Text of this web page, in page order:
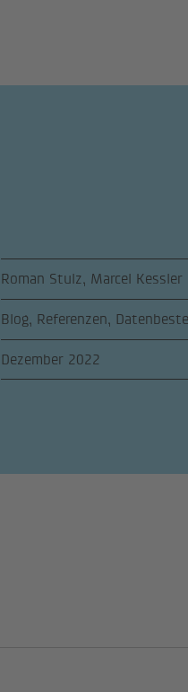
Roman Stulz, Marcel Kessler
Blog, Referenzen,
Dezember 2022